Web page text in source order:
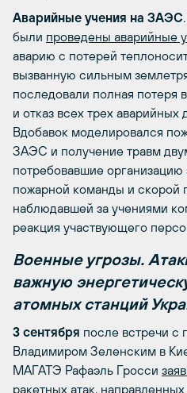
Аварийные учения на ЗАЭС
были проведены аварийные
аварию с потерей
вызванную сильным
последовали полная потеря
и отказ всех трех аварийных
Вдобавок моделировался
ЗАЭС и получение травм
потребовавшие организацию
пожарной команды и
наблюдавшей за учениями
реакция участвующего
Военные угрозы.
важную
атомных станций
3 сентября после встречи с
Владимиром Зеленским в
МАГАТЭ Рафаэль Гросси
ракетных атак,